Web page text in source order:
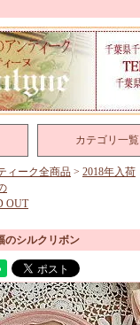
カテゴリ一覧
ィーク全商品 > 2018年入荷
OUT
のシルクリボン